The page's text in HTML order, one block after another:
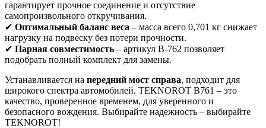
гарантирует прочное соединение и отсутствие
самопроизвольного откручивания.
✔ Оптимальный баланс веса – масса всего 0,701 кг снижает
нагрузку на подвеску без потери прочности.
✔ Парная совместимость – артикул B-762 позволяет
подобрать полный комплект для замены.
Устанавливается на передний мост справа, подходит для
широкого спектра автомобилей. TEKNOROT B761 – это
качество, проверенное временем, для уверенного и
безопасного вождения. Выбирайте надежность – выбирайте
TEKNOROT!